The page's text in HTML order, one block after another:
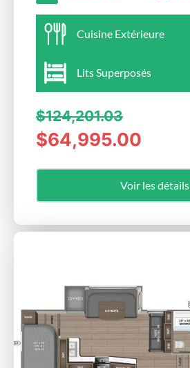
Cuisine Extérieure
Lits Superposés
$124,201.03
$64,995.00
Voir les détails